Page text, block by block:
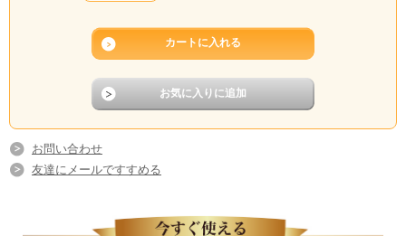
お問い合わせ
友達にメールですすめる